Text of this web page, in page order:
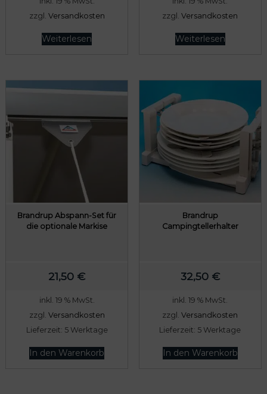
2
0
€
€
zzgl. Versandkosten
Weiterlesen
zzgl.Versandkosten
Weiterlesen
Brandrup Abspann-Set für
die optionale Markise
21,50 €
inkl. 19 % MwSt.
zzgl. Versandkosten
Lieferzeit: 5 Werktage
In den Warenkorb
Brandrup
Campingtellerhalter
32,50 €
inkl. 19 % MwSt.
zzgl.Versandkosten
Lieferzeit: 5 Werktage
In den Warenkorb